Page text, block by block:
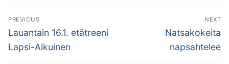
Artikkelien
selaus
PREVIOUS
Previous
post:
Lauantain 16.1. etätreeni
Lapsi-Aikuinen
NEXT
Next
post:
Natsakokeita
napsahtelee